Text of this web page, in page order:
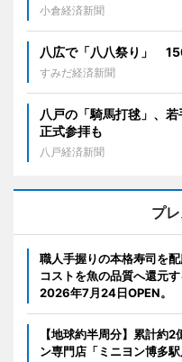
小倉経済新聞
八広で「八八祭り」
すみだ経済新聞
八戸の「騎馬打毬」、
正式参拝も
八戸経済新聞
プ
職人手握りの本格寿司を
コストを魚の品質へ還元
2026年7月24日OPEN。
【地球約半周分】累計約
ン専門店「ミニヨン博多